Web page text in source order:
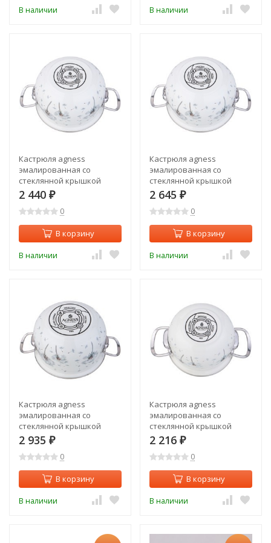
В наличии В наличии
Кастрюля agness
эмалированная со
стеклянной крышкой
серия "dandelion", 2,0 л
диа. 18см Agness (943-056)
2 440 ₽
0
В корзину
В наличии
Кастрюля agness
эмалированная со
стеклянной крышкой
серия "dandelion", 2,8 л
диа. 20см Agness (943-057)
2 645 ₽
0
В корзину
В наличии
Кастрюля agness
эмалированная со
стеклянной крышкой
серия "dandelion", 3,8 л
диа. 22см Agness (943-058)
2 935 ₽
0
В корзину
В наличии
Кастрюля agness
эмалированная со
стеклянной крышкой
серия "dandelion", 1,5 л
диа. 16см Agness (943-055)
2 216 ₽
0
В корзину
В наличии